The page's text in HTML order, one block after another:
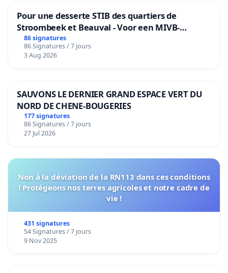
Pour une desserte STIB des quartiers de
Stroombeek et Beauval - Voor een MIVB-
bediening van de wijken Strombeek en Het
Voor
86 signatures
86 Signatures / 7 jours
3 Aug 2026
SAUVONS LE DERNIER GRAND ESPACE VERT DU
NORD DE CHENE-BOUGERIES
177 signatures
86 Signatures / 7 jours
27 Jul 2026
Non à la déviation de la RN113 dans ces conditions
! Protégeons nos terres agricoles et notre cadre de
vie !
431 signatures
54 Signatures / 7 jours
9 Nov 2025